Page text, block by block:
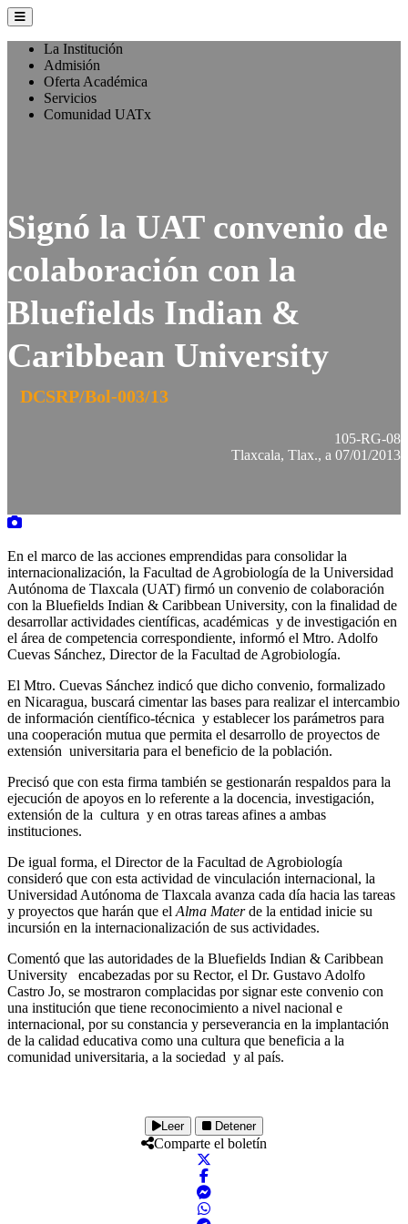
La Institución
Admisión
Oferta Académica
Servicios
Comunidad UATx
Signó la UAT convenio de
colaboración con la
Bluefields Indian &
Caribbean University
DCSRP/Bol-003/13
105-RG-08
Tlaxcala, Tlax., a 07/01/2013
En el marco de las acciones emprendidas para consolidar la
internacionalización, la Facultad de Agrobiología de la Universidad
Autónoma de Tlaxcala (UAT) firmó un convenio de colaboración
con la Bluefields Indian & Caribbean University, con la finalidad de
desarrollar actividades científicas, académicas y de investigación en
el área de competencia correspondiente, informó el Mtro. Adolfo
Cuevas Sánchez, Director de la Facultad de Agrobiología.
El Mtro. Cuevas Sánchez indicó que dicho convenio, formalizado
en Nicaragua, buscará cimentar las bases para realizar el intercambio
de información científico-técnica y establecer los parámetros para
una cooperación mutua que permita el desarrollo de proyectos de
extensión universitaria para el beneficio de la población.
Precisó que con esta firma también se gestionarán respaldos para la
ejecución de apoyos en lo referente a la docencia, investigación,
extensión de la cultura y en otras tareas afines a ambas
instituciones.
De igual forma, el Director de la Facultad de Agrobiología
consideró que con esta actividad de vinculación internacional, la
Universidad Autónoma de Tlaxcala avanza cada día hacia las tareas
y proyectos que harán que el Alma Materde la entidad inicie su
incursión en la internacionalización de sus actividades.
Comentó que las autoridades de la Bluefields Indian & Caribbean
University encabezadas por su Rector, el Dr. Gustavo Adolfo
Castro Jo, se mostraron complacidas por signar este convenio con
una institución que tiene reconocimiento a nivel nacional e
internacional, por su constancia y perseverancia en la implantación
de la calidad educativa como una cultura que beneficia a la
comunidad universitaria, a la sociedad y al país.
Leer Detener
Comparte el boletín